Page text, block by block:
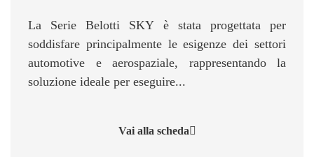
La Serie Belotti SKY è stata progettata per
soddisfare principalmente le esigenze dei settori
automotive e aerospaziale, rappresentando la
soluzione ideale per eseguire...
Vai alla scheda